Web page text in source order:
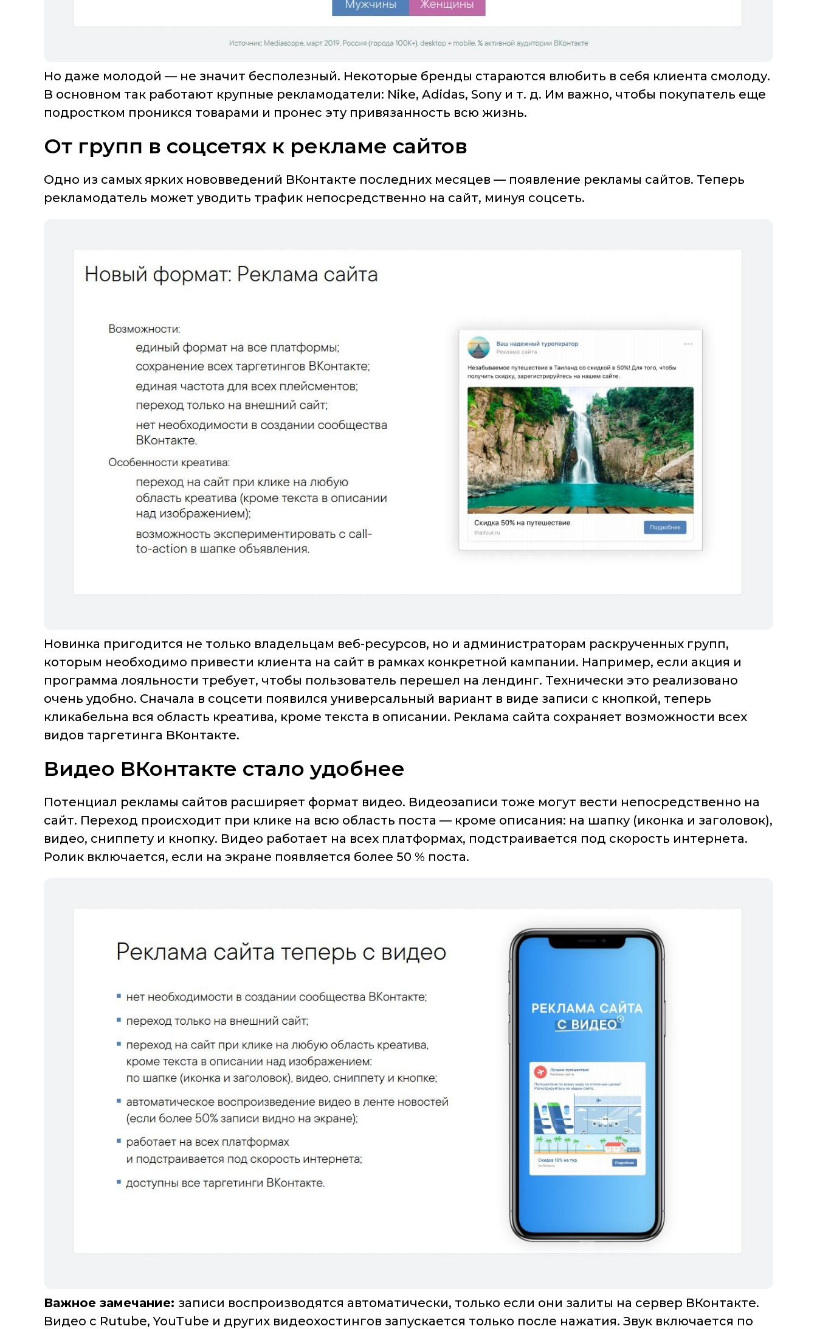
Но даже молодой — не значит бесполезный. Некоторые бренды стараются влюбить в себя клиента смолоду.
В основном так работают крупные рекламодатели: Nike, Adidas, Sony и т. д. Им важно, чтобы покупатель еще
подростком проникся товарами и пронес эту привязанность всю жизнь.
От групп в соцсетях к рекламе сайтов
Одно из самых ярких нововведений ВКонтакте последних месяцев — появление рекламы сайтов. Теперь
рекламодатель может уводить трафик непосредственно на сайт, минуя соцсеть.
Новинка пригодится не только владельцам веб-ресурсов, но и администраторам раскрученных групп,
которым необходимо привести клиента на сайт в рамках конкретной кампании. Например, если акция и
программа лояльности требует, чтобы пользователь перешел на лендинг. Технически это реализовано
очень удобно. Сначала в соцсети появился универсальный вариант в виде записи с кнопкой, теперь
кликабельна вся область креатива, кроме текста в описании. Реклама сайта сохраняет возможности всех
видов таргетинга ВКонтакте.
Видео ВКонтакте стало удобнее
Потенциал рекламы сайтов расширяет формат видео. Видеозаписи тоже могут вести непосредственно на
сайт. Переход происходит при клике на всю область поста — кроме описания: на шапку (иконка и заголовок),
видео, сниппету и кнопку. Видео работает на всех платформах, подстраивается под скорость интернета.
Ролик включается, если на экране появляется более 50 % поста.
Важное замечание: записи воспроизводятся автоматически, только если они залиты на сервер ВКонтакте.
Видео с Rutube, YouTube и других видеохостингов запускается только после нажатия. Звук включается по